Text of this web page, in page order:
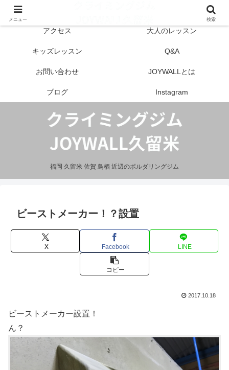
福岡 久留米 佐賀 鳥栖 近辺のボルダリングジム
アクセス 大人のレッスン
キッズレッスン Q&A
お問い合わせ JOYWALLとは
ブログ Instagram
ビーストメーカー！？設置
X Facebook LINE
コピー
2017.10.18
ビーストメーカー設置！
ん？
メニュー 検索